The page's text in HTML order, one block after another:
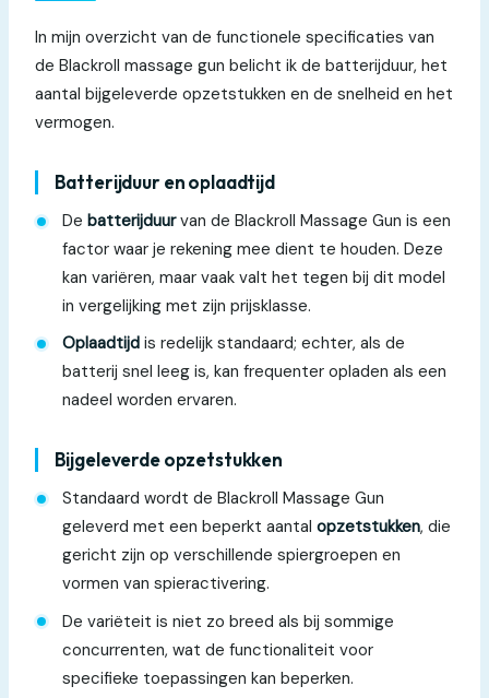
In mijn overzicht van de functionele specificaties van
de Blackroll massage gun belicht ik de batterijduur, het
aantal bijgeleverde opzetstukken en de snelheid en het
vermogen.
Batterijduur en oplaadtijd
Debatterijduurvan de Blackroll Massage Gun is een
factor waar je rekening mee dient te houden. Deze
kan variëren, maar vaak valt het tegen bij dit model
in vergelijking met zijn prijsklasse.
Oplaadtijd is redelijk standaard; echter, als de
batterij snel leeg is, kan frequenter opladen als een
nadeel worden ervaren.
Bijgeleverde opzetstukken
Standaard wordt de Blackroll Massage Gun
geleverd met een beperkt aantalopzetstukken, die
gericht zijn op verschillende spiergroepen en
vormen van spieractivering.
De variëteit is niet zo breed als bij sommige
concurrenten, wat de functionaliteit voor
specifieke toepassingen kan beperken.